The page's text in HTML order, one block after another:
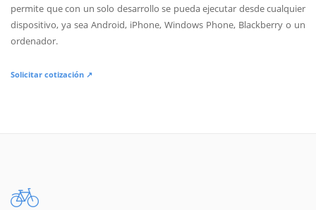
permite que con un solo desarrollo se pueda ejecutar desde cualquier
dispositivo, ya sea Android, iPhone, Windows Phone, Blackberry o un
ordenador.
Solicitar cotización ↗